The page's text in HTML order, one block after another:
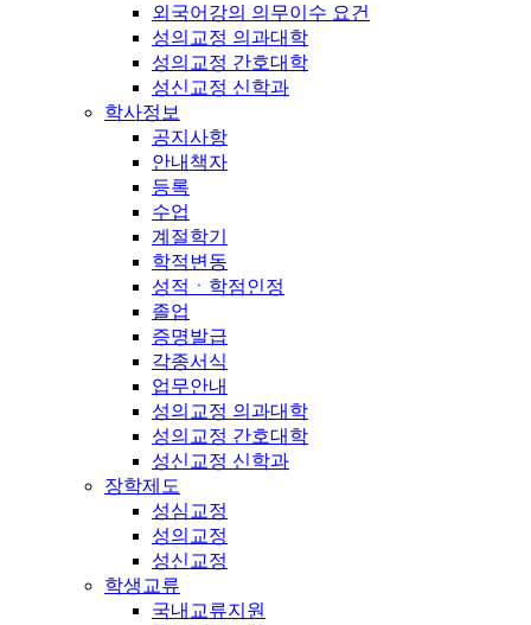
외국어강의 의무이수 요건
성의교정 의과대학
성의교정 간호대학
성신교정 신학과
학사정보
공지사항
안내책자
등록
수업
계절학기
학적변동
성적ㆍ학점인정
졸업
증명발급
각종서식
업무안내
성의교정 의과대학
성의교정 간호대학
성신교정 신학과
장학제도
성심교정
성의교정
성신교정
학생교류
국내교류지원